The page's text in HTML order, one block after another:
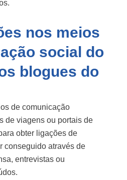
nos meios
social do
blogues do
de comunicação
de viagens ou portais de
obter ligações de
conseguido através de
entrevistas ou